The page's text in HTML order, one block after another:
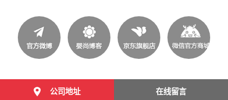
公司地址 在线留言